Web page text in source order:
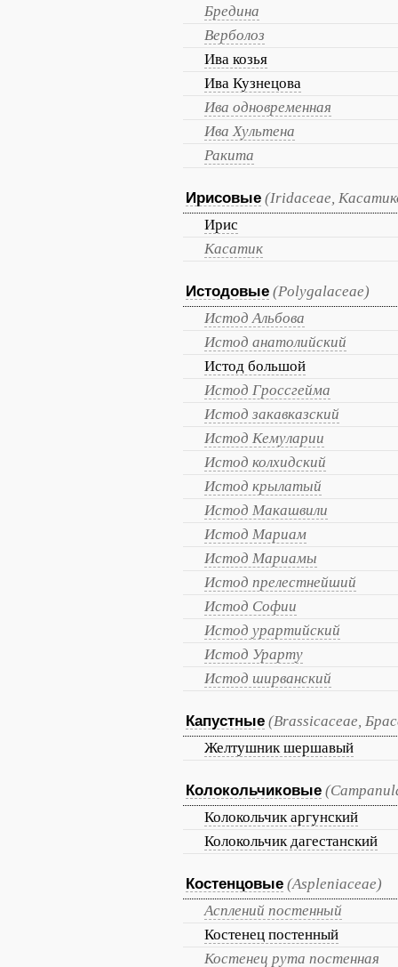
Бредина
Верболоз
Ива козья
Ива Кузнецова
Ива одновременная
Ива Хультена
Ракита
Ирисовые (Iridaceae,
Ирис
Касатик
Истодовые (Polygalaceae)
Истод Альбова
Истод анатолийский
Истод большой
Истод Гроссгейма
Истод закавказский
Истод Кемуларии
Истод колхидский
Истод крылатый
Истод Макашвили
Истод Мариам
Истод Мариамы
Истод прелестнейший
Истод Софии
Истод урартийский
Истод Урарту
Истод ширванский
Капустные (Brassicaceae,
Желтушник шершавый
Колокольчиковые
Колокольчик аргунский
Колокольчик дагестанский
Костенцовые (Aspleniaceae)
Асплений постенный
Костенец постенный
Костенец рута постенная